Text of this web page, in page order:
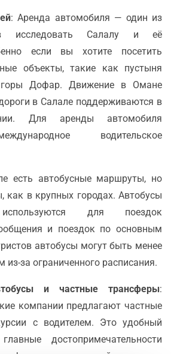
: Аренда автомобиля — один из
исследовать Салалу и её
если вы хотите посетить
объекты, такие как пустыня
горы Дофар. Движение в Омане
в Салале поддерживаются в
Для аренды автомобиля
водительское
есть автобусные маршруты, но
как в крупных городах. Автобусы
для поездок
и поездок по основным
автобусы могут быть менее
за ограниченного расписания.
и частные трансферы:
компании предлагают частные
с водителем. Это удобный
достопримечательности